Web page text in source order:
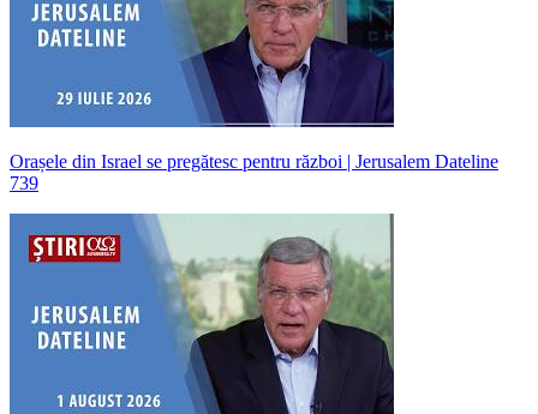
Orașele din Israel se pregătesc pentru război | Jerusalem Dateline
739